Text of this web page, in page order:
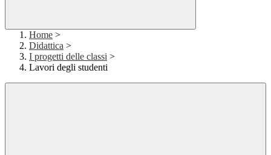
Home >
Didattica >
I progetti delle classi >
Lavori degli studenti